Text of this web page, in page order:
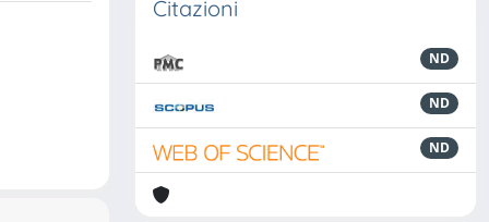
Citazioni
ND
ND
ND